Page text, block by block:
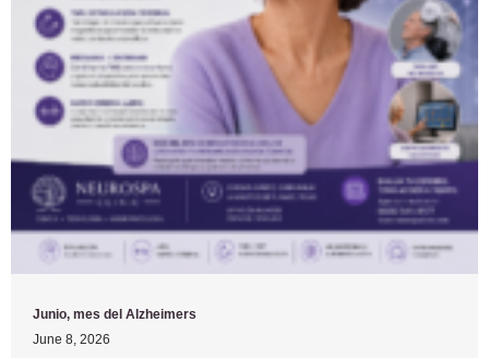
Junio, mes del Alzheimers
June 8, 2026